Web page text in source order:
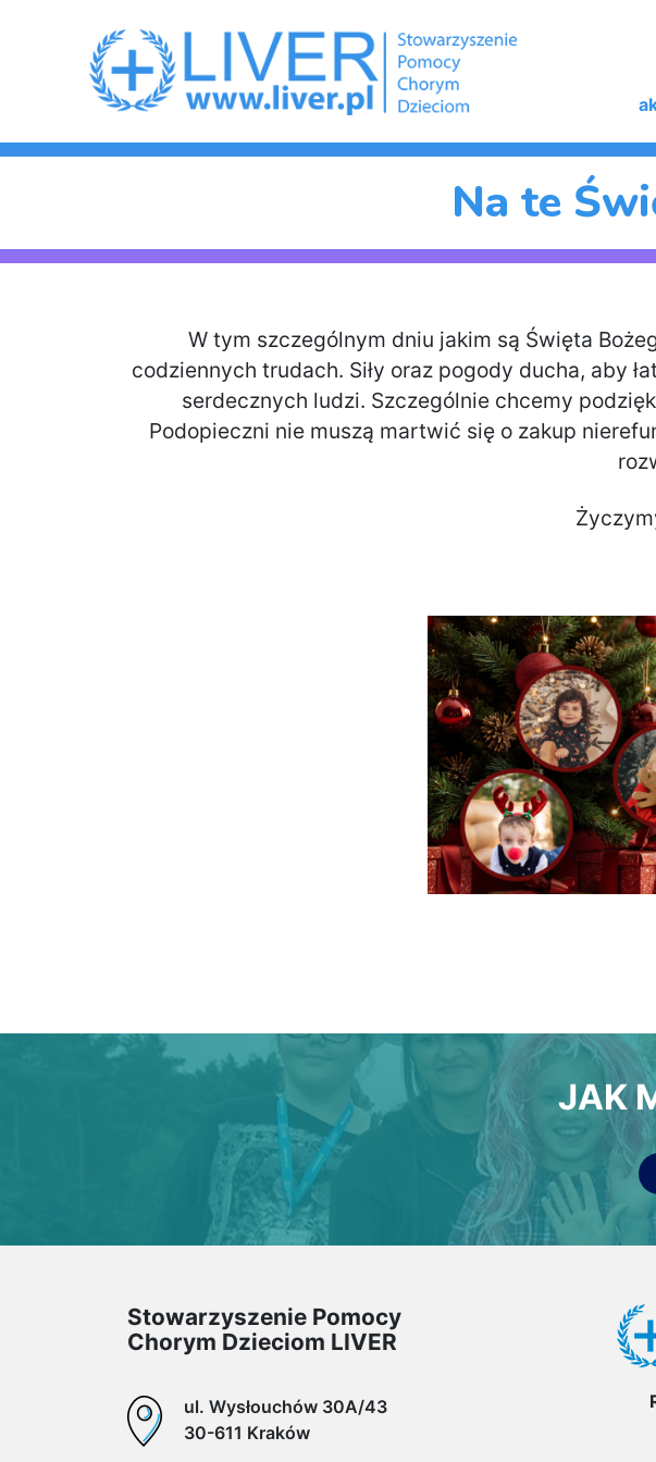
Na te
W tym szczególnym dniu jakim są Święta
codziennych trudach. Siły oraz pogody ducha, aby
serdecznych ludzi. Szczególnie chcemy
Podopieczni nie muszą martwić się o zakup
JAK
Stowarzyszenie Pomocy
Chorym Dzieciom LIVER
ul. Wysłouchów 30A/43
30-611 Kraków